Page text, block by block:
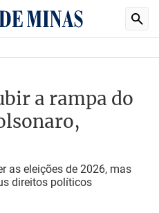
a rampa do
as eleições de 2026, mas
direitos políticos